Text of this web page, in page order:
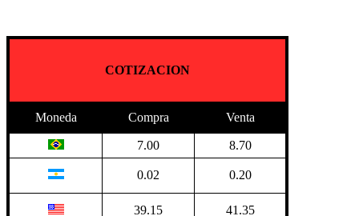
COTIZACION
Moneda Compra Venta
7.00 8.70
0.02 0.20
39.15 41.35